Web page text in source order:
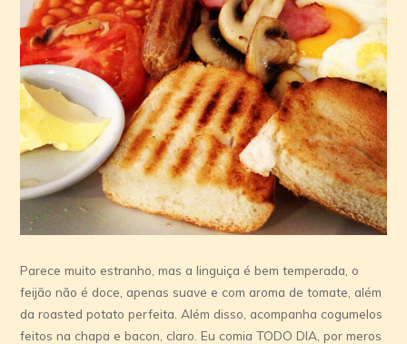
Parece muito estranho, mas a linguiça é bem temperada, o
feijão não é doce, apenas suave e com aroma de tomate, além
da roasted potato perfeita. Além disso, acompanha cogumelos
feitos na chapa e bacon, claro. Eu comia TODO DIA, por meros